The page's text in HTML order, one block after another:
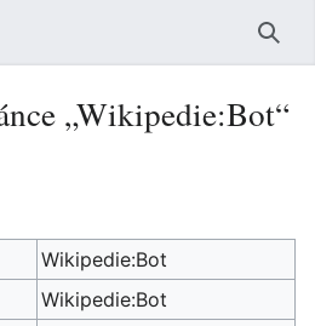
„Wikipedie:Bot“
Wikipedie:Bot
Wikipedie:Bot